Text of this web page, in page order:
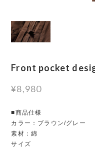
Front pocket
¥8,980
■商品仕様
カラー：ブラウン/グレー
素材：綿
サイズ